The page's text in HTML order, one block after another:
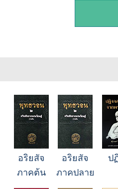
อริยสัจ
ภาคต้น
อริยสัจ
ภาคปลาย
ป